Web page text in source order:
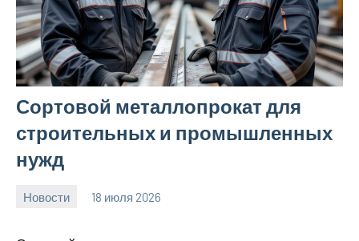
Сортовой металлопрокат для
строительных и промышленных
нужд
Новости 18 июля 2026